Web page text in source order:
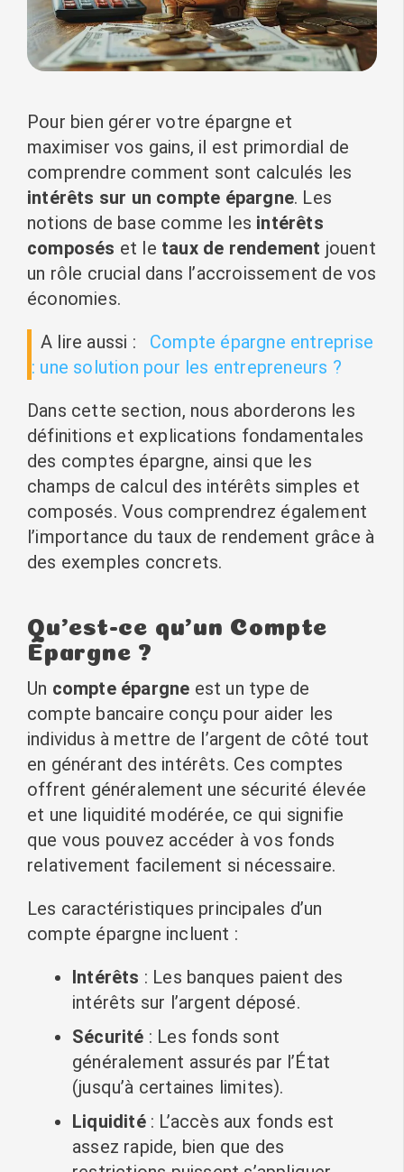
Pour bien gérer votre épargne et
maximiser vos gains, il est primordial de
comprendre comment sont calculés les
intérêts sur un compte épargne. Les
notions de base comme les intérêts
composés et le taux de rendement jouent
un rôle crucial dans l’accroissement de vos
économies.
A lire aussi :
Compte épargne entreprise
: une solution pour les entrepreneurs ?
Dans cette section, nous aborderons les
définitions et explications fondamentales
des comptes épargne, ainsi que les
champs de calcul des intérêts simples et
composés. Vous comprendrez également
l’importance du taux de rendement grâce à
des exemples concrets.
Qu’est-ce qu’un Compte
Épargne ?
Un compte épargne est un type de
compte bancaire conçu pour aider les
individus à mettre de l’argent de côté tout
en générant des intérêts. Ces comptes
offrent généralement une sécurité élevée
et une liquidité modérée, ce qui signifie
que vous pouvez accéder à vos fonds
relativement facilement si nécessaire.
Les caractéristiques principales d’un
compte épargne incluent :
Intérêts : Les banques paient des
intérêts sur l’argent déposé.
Sécurité : Les fonds sont
généralement assurés par l’État
(jusqu’à certaines limites).
Liquidité: L’accès aux fonds est
assez rapide, bien que des